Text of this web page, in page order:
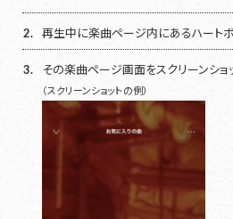
2. 再生中に楽曲ページ内にあるハート
3. その楽曲ページ画面をスクリーンショ
（スクリーンショットの例）